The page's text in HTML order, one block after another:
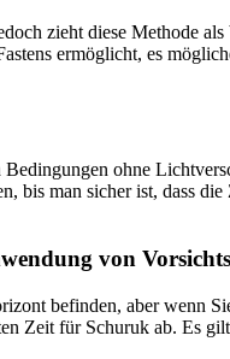
zieht diese Methode
ermöglicht, es
ohne
bis man sicher ist, dass die
von
befinden, aber wenn
Zeit für Schuruk ab. Es